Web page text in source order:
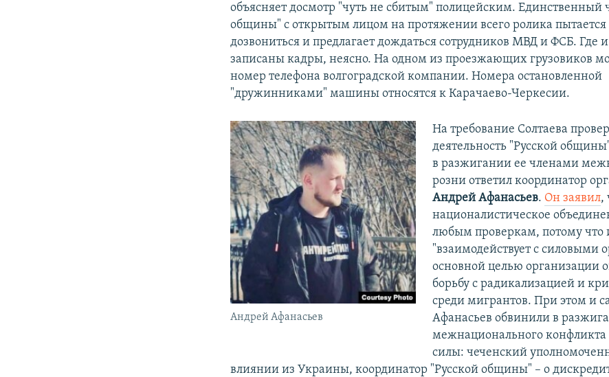
объясняет досмотр "чуть не сбитым" полицейским. Единственный
общины" с открытым лицом на протяжении всего ролика пытается
дозвониться и предлагает дождаться сотрудников МВД и ФСБ. Где и
записаны кадры, неясно. На одном из проезжающих грузовиков
номер телефона волгоградской компании. Номера остановленной
"дружинниками" машины относятся к Карачаево-Черкесии.
Андрей Афанасьев
На требование Солтаева
деятельность "Русской
в разжигании ее членами
розни ответил координатор
Андрей Афанасьев. Он заявил,
националистическое
любым проверкам, потому что
"взаимодействует с силовыми
основной целью организации
борьбу с радикализацией и
среди мигрантов. При этом и
Афанасьев обвинили в
межнационального
силы: чеченский
влиянии из Украины, координатор "Русской общины" – о